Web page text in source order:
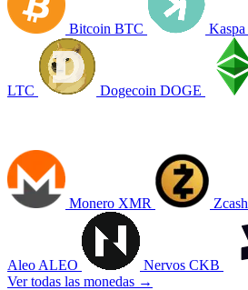
Bitcoin BTC Kaspa
LTC Dogecoin DOGE
Monero XMR Zcash
Aleo ALEO Nervos CKB
Ver todas las monedas →